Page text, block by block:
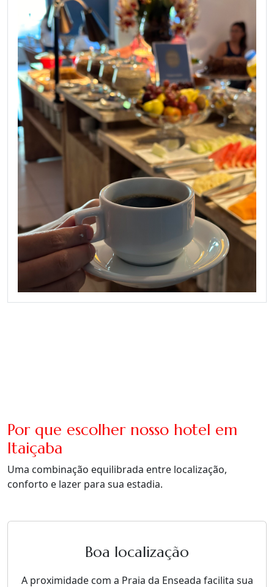
Por que escolher nosso hotel em
Itaiçaba
Uma combinação equilibrada entre localização,
conforto e lazer para sua estadia.
Boa localização
A proximidade com a Praia da Enseada facilita sua